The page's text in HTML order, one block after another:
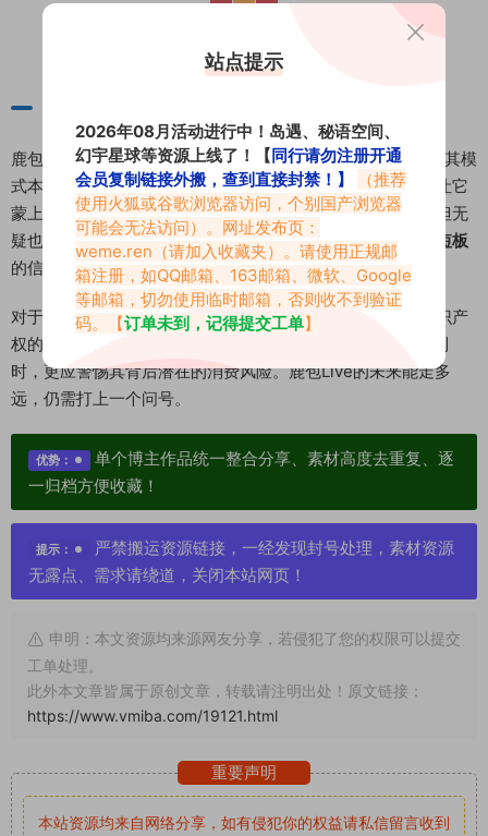
鹿包Live作为又一个试图在付#费内容领域分一杯羹的平台，其模
式本身并不新鲜。然而，其传闻中过于简易的注册机制，却让它
蒙上了一层阴影。这似乎是一种急于吸引流量的短期策略，但无
疑也向外界传递出其在安全、合规和长期运营方面可能存在短板
的信号。
对于创作者而言，选择此类平台需谨慎评估其稳定性和对知识产
权的保护能力。对于用户来说，在享受所谓“隐私保护”的便利
时，更应警惕其背后潜在的消费风险。鹿包Live的未来能走多
远，仍需打上一个问号。
优势：
单个博主作品统一整合分享、素材高度去重复、逐
一归档方便收藏！
提示：
严禁搬运资源链接，一经发现封号处理，素材资源
无露点、需求请绕道，关闭本站网页！
申明：本文资源均来源网友分享，若侵犯了您的权限可以提交
工单处理。
此外本文章皆属于原创文章，转载请注明出处！原文链接：
https://www.vmiba.com/19121.html
重要声明
本站资源均来自网络分享，如有侵犯你的权益请私信留言收到
站点提示
2026年08月活动进行中！岛遇、秘语空间、
幻宇星球等资源上线了！【同行请勿注册开通
会员复制链接外搬，查到直接封禁！】
（推荐
使用火狐或谷歌浏览器访问，个别国产浏览器
可能会无法访问）。网址发布页：
weme.ren （请加入收藏夹）。请使用正规邮
箱注册，如QQ邮箱、163邮箱、微软、Google
等邮箱，切勿使用临时邮箱，否则收不到验证
码。【订单未到，记得提交工单】